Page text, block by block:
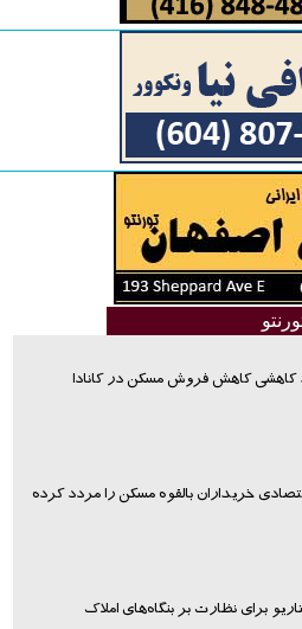
کاهشی کاهش فروش مسکن در کانادا
خریداران بالقوه مسکن را مردد کرده
برای نظارت بر بنگاه‌های املاک